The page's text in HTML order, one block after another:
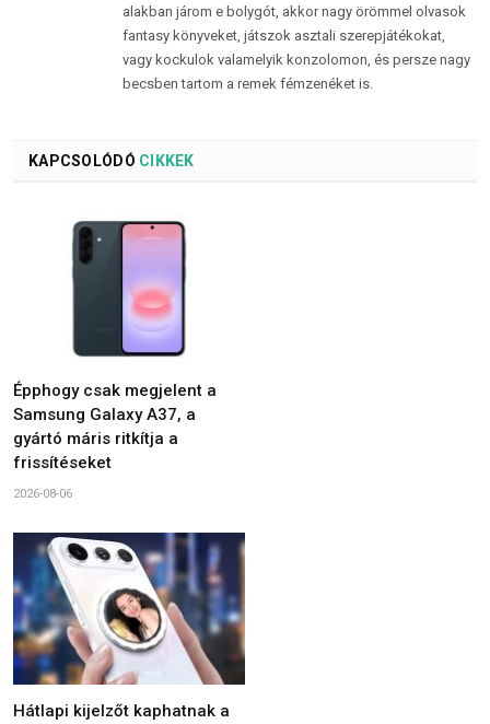
alakban járom e bolygót, akkor nagy örömmel olvasok
fantasy könyveket, játszok asztali szerepjátékokat,
vagy kockulok valamelyik konzolomon, és persze nagy
becsben tartom a remek fémzenéket is.
KAPCSOLÓDÓ CIKKEK
Épphogy csak megjelent a
Samsung Galaxy A37, a
gyártó máris ritkítja a
frissítéseket
2026-08-06
Hátlapi kijelzőt kaphatnak a